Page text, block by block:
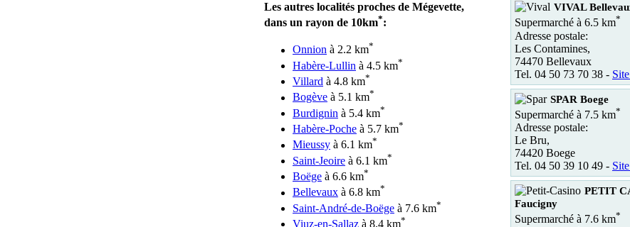
Les autres localités proches de Mégevette,
dans un rayon de 10km*:
Onnion à 2.2 km*
Habère-Lullin à 4.5 km*
Villard à 4.8 km*
Bogève à 5.1 km*
Burdignin à 5.4 km*
Habère-Poche à 5.7 km*
Mieussy à 6.1 km*
Saint-Jeoire à 6.1 km*
Boëge à 6.6 km*
Bellevaux à 6.8 km*
Saint-André-de-Boëge à 7.6 km*
Viuz-en-Sallaz à 8.4 km*
VIVAL
Supermarché à 6.5 km*
Adresse postale:
Les Contamines,
74470 Bellevaux
Tel. 04 50 73 70 38 -
SPAR Boege
Supermarché à 7.5 km*
Adresse postale:
Le Bru,
74420 Boege
Tel. 04 50 39 10 49 -
PETIT
Faucigny
Supermarché à 7.6 km*